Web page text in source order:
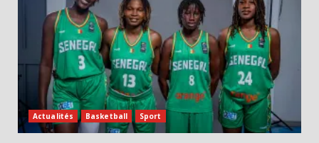
Actualités Basketball Sport